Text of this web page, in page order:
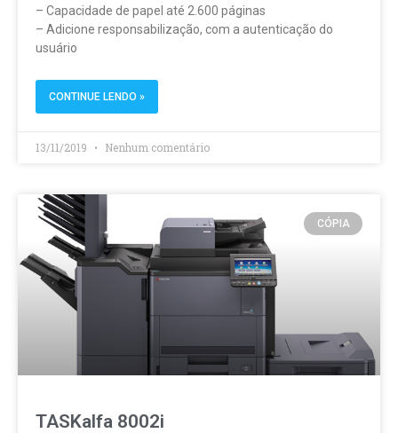
– Capacidade de papel até 2.600 páginas
– Adicione responsabilização, com a autenticação do
usuário
CONTINUE LENDO »
13/11/2019 Nenhum comentário
CÓPIA
TASKalfa 8002i